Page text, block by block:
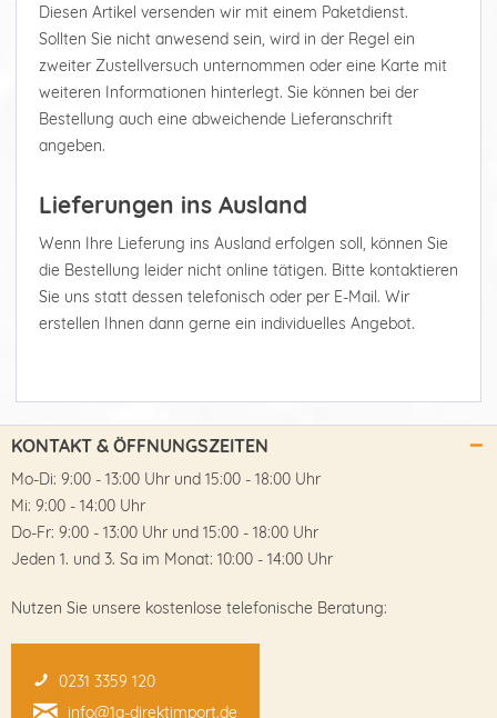
Diesen Artikel versenden wir mit einem Paketdienst.
Sollten Sie nicht anwesend sein, wird in der Regel ein
zweiter Zustellversuch unternommen oder eine Karte mit
weiteren Informationen hinterlegt. Sie können bei der
Bestellung auch eine abweichende Lieferanschrift
angeben.
Lieferungen ins Ausland
Wenn Ihre Lieferung ins Ausland erfolgen soll, können Sie
die Bestellung leider nicht online tätigen. Bitte kontaktieren
Sie uns statt dessen telefonisch oder per E-Mail. Wir
erstellen Ihnen dann gerne ein individuelles Angebot.
KONTAKT & ÖFFNUNGSZEITEN
Mo-Di: 9:00 - 13:00 Uhr und 15:00 - 18:00 Uhr
Mi: 9:00 - 14:00 Uhr
Do-Fr: 9:00 - 13:00 Uhr und 15:00 - 18:00 Uhr
Jeden 1. und 3. Sa im Monat: 10:00 - 14:00 Uhr
Nutzen Sie unsere kostenlose telefonische Beratung:
0231 3359 120
info@1a-direktimport.de